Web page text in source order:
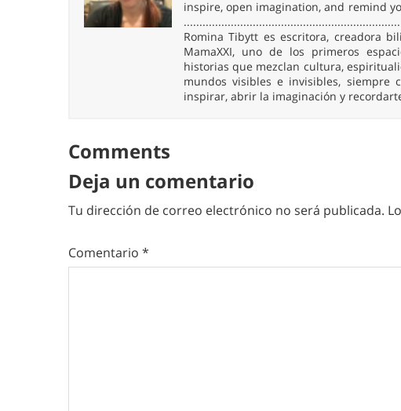
inspire, open imagination, and remind
Romina Tibytt es escritora, creadora
MamaXXI, uno de los primeros
historias que mezclan cultura,
mundos visibles e invisibles,
inspirar, abrir la imaginación y
Comments
Deja un comentario
Tu dirección de correo electrónico no será publicada.
Comentario *